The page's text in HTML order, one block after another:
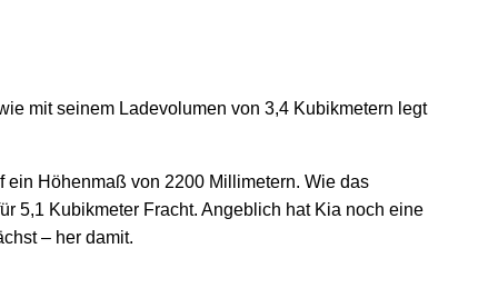
mit seinem Ladevolumen von 3,4 Kubikmetern legt
ein Höhenmaß von 2200 Millimetern. Wie das
5,1 Kubikmeter Fracht. Angeblich hat Kia noch eine
– her damit.